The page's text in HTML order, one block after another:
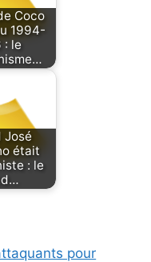
Coco
1994-
: le
José
était
: le
pour